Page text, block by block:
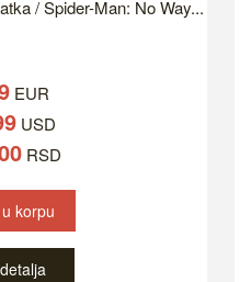
/ Spider-Man: No Way...
EUR
USD
RSD
korpu